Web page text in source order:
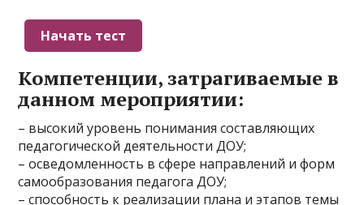
Компетенции, затрагиваемые в
данном мероприятии:
– высокий уровень понимания составляющих
педагогической деятельности ДОУ;
– осведомленность в сфере направлений и форм
самообразования педагога ДОУ;
– способность к реализации плана и этапов темы